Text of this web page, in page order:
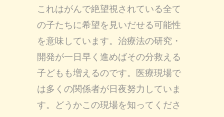
これはがんで絶望視されている全て
の子たちに希望を見いだせる可能性
を意味しています。治療法の研究・
開発が一日早く進めばその分救える
子どもも増えるのです。医療現場で
は多くの関係者が日夜努力していま
す。どうかこの現場を知ってくださ